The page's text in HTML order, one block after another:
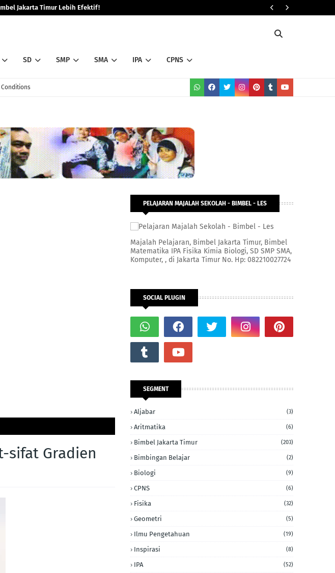
Jakarta Timur Lebih Efektif!
SD SMP SMA IPA CPNS
sifat Gradien
PELAJARAN MAJALAH SEKOLAH - BIMBEL - LES
Majalah Pelajaran, Bimbel Jakarta Timur, Bimbel
Matematika IPA Fisika Kimia Biologi, SD SMP SMA,
Komputer, , di Jakarta Timur No. Hp: 082210027724
SOCIAL PLUGIN
SEGMENT
Aljabar (3)
Aritmatika (6)
Bimbel Jakarta Timur (203)
Bimbingan Belajar (2)
Biologi (9)
CPNS (6)
Fisika (32)
Geometri (5)
Ilmu Pengetahuan (19)
Inspirasi (8)
IPA (52)